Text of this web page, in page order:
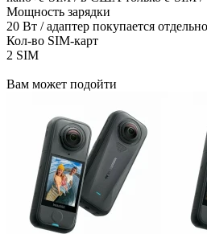
Мощность зарядки
20 Вт / адаптер покупается
Кол-во SIM-карт
2 SIM
Вам может подойти